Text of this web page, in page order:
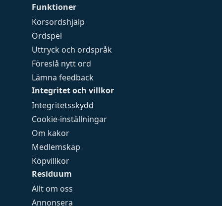
Funktioner
Korsordshjälp
Ordspel
Uttryck och ordspråk
Föreslå nytt ord
Lämna feedback
Integritet och villkor
Integritetsskydd
Cookie-inställningar
Om kakor
Medlemskap
Köpvillkor
Residuum
Allt om oss
Annonsera